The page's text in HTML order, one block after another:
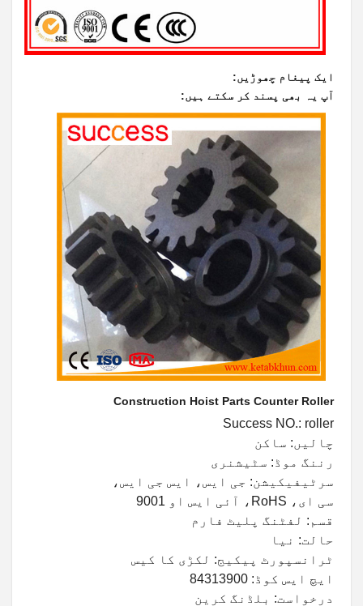
ایک پیغام چھوڑیں:
آپ یہ بھی پسند کر سکتے ہیں:
Construction Hoist Parts Counter Roller
Success NO.: roller
چالیں: ساکن
رننگ موڈ: سٹیشنری
سرٹیفیکیشن: جی ایس، ایس جی ایس،
سی ای، RoHS، آئی ایس او 9001
قسم: لفٹنگ پلیٹ فارم
حالت: نیا
ٹرانسپورٹ پیکیج: لکڑی کا کیس
ایچ ایس کوڈ: 84313900
درخواست: بلڈنگ کرین